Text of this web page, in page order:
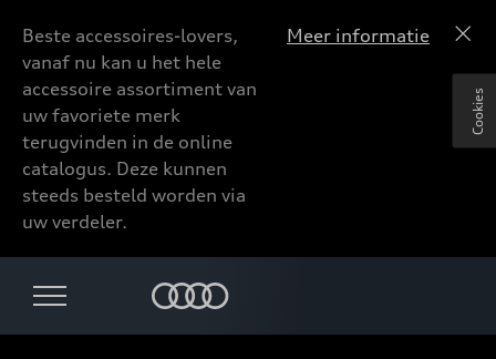
Beste accessoires-lovers,
vanaf nu kan u het hele
accessoire assortiment van
uw favoriete merk
terugvinden in de online
catalogus. Deze kunnen
steeds besteld worden via
uw verdeler.
Meer informatie
Cookies